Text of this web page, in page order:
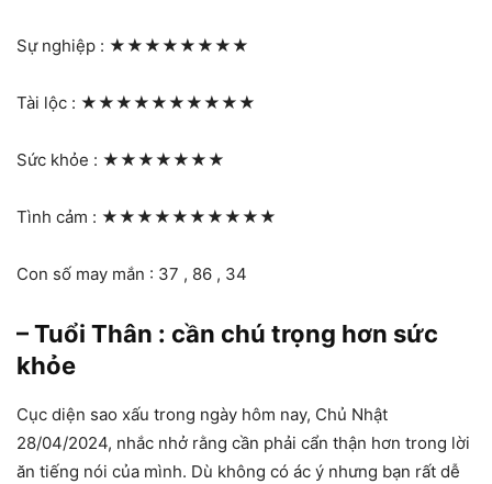
Sự nghiệp : ★★★★★★★★
Tài lộc : ★★★★★★★★★★
Sức khỏe : ★★★★★★★
Tình cảm : ★★★★★★★★★★
Con số may mắn : 37 , 86 , 34
– Tuổi Thân : cần chú trọng hơn sức
khỏe
Cục diện sao xấu trong ngày hôm nay, Chủ Nhật
28/04/2024, nhắc nhở rằng cần phải cẩn thận hơn trong lời
ăn tiếng nói của mình. Dù không có ác ý nhưng bạn rất dễ